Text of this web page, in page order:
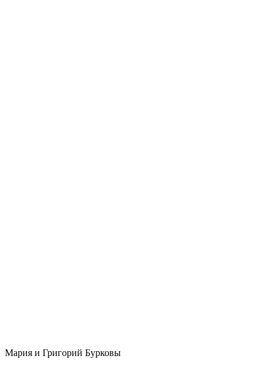
Мария и Григорий Бурковы